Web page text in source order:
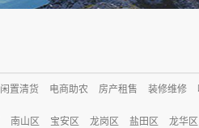
闲置清货 电商助农 房产租售 装修维修
南山区 宝安区 龙岗区 盐田区 龙华区